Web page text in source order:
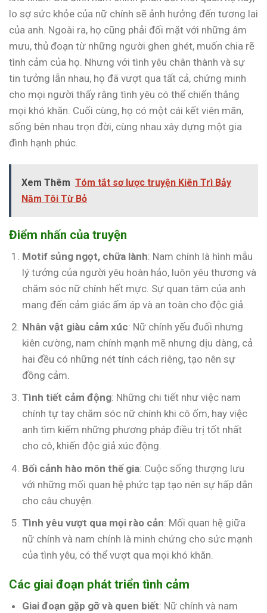
lo sợ sức khỏe của nữ chính sẽ ảnh hưởng đến tương lai
của anh. Ngoài ra, họ cũng phải đối mặt với những âm
mưu, thủ đoạn từ những người ghen ghét, muốn chia rẽ
tình cảm của họ. Nhưng với tình yêu chân thành và sự
tin tưởng lẫn nhau, họ đã vượt qua tất cả, chứng minh
cho mọi người thấy rằng tình yêu có thể chiến thắng
mọi khó khăn. Cuối cùng, họ có một cái kết viên mãn,
sống bên nhau trọn đời, cùng nhau xây dựng một gia
đình hạnh phúc.
Xem Thêm Tóm tắt sơ lược truyện Kiên Trì Bảy
Năm Tôi Từ Bỏ
Điểm nhấn của truyện
Motif sủng ngọt, chữa lành: Nam chính là hình mẫu
lý tưởng của người yêu hoàn hảo, luôn yêu thương và
chăm sóc nữ chính hết mực. Sự quan tâm của anh
mang đến cảm giác ấm áp và an toàn cho độc giả.
Nhân vật giàu cảm xúc: Nữ chính yếu đuối nhưng
kiên cường, nam chính mạnh mẽ nhưng dịu dàng, cả
hai đều có những nét tính cách riêng, tạo nên sự
đồng cảm.
Tình tiết cảm động: Những chi tiết như việc nam
chính tự tay chăm sóc nữ chính khi cô ốm, hay việc
anh tìm kiếm những phương pháp điều trị tốt nhất
cho cô, khiến độc giả xúc động.
Bối cảnh hào môn thế gia: Cuộc sống thượng lưu
với những mối quan hệ phức tạp tạo nên sự hấp dẫn
cho câu chuyện.
Tình yêu vượt qua mọi rào cản: Mối quan hệ giữa
nữ chính và nam chính là minh chứng cho sức mạnh
của tình yêu, có thể vượt qua mọi khó khăn.
Các giai đoạn phát triển tình cảm
Giai đoạn gặp gỡ và quen biết: Nữ chính và nam